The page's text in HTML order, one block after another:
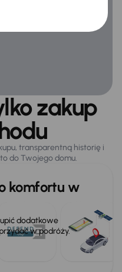
zakup
transparentną historię i
do Twojego domu.
komfortu w
dodatkowe
w podróży.